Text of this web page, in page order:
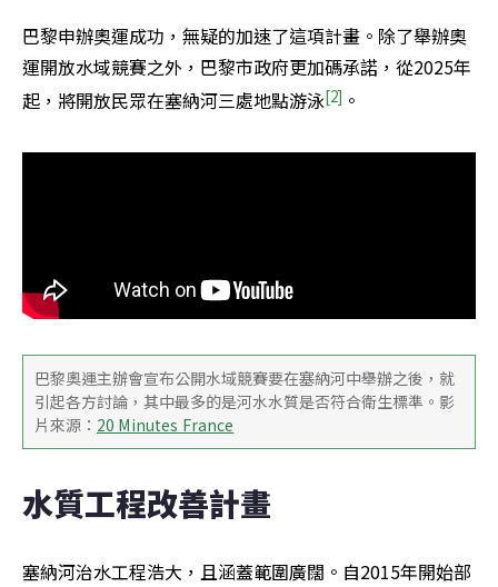
巴黎申辦奧運成功，無疑的加速了這項計畫。除了舉辦奧
運開放水域競賽之外，巴黎市政府更加碼承諾，從2025年
起，將開放民眾在塞納河三處地點游泳[2] 。
巴黎奧運主辦會宣布公開水域競賽要在塞納河中舉辦之後，就
引起各方討論，其中最多的是河水水質是否符合衛生標準。影
片來源： 20 Minutes France
水質工程改善計畫
塞納河治水工程浩大，且涵蓋範圍廣闊。自2015年開始部